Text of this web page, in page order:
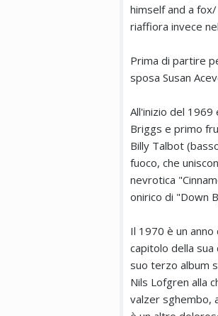
himself and a
riaffiora invece
Prima di partire
sposa Susan
All'inizio del
Briggs e primo
Billy Talbot
fuoco, che
nevrotica
onirico di "Down
Il 1970 è un
capitolo della sua
suo terzo album
Nils Lofgren alla
valzer sghembo,